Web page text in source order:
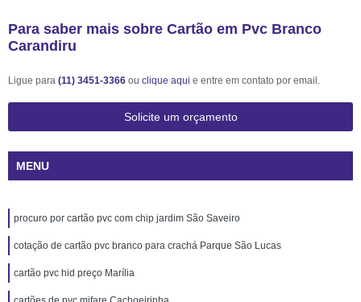
Para saber mais sobre Cartão em Pvc Branco
Carandiru
Ligue para (11) 3451-3366 ou clique aqui e entre em contato por email.
Solicite um orçamento
MENU
procuro por cartão pvc com chip jardim São Saveiro
cotação de cartão pvc branco para crachá Parque São Lucas
cartão pvc hid preço Marília